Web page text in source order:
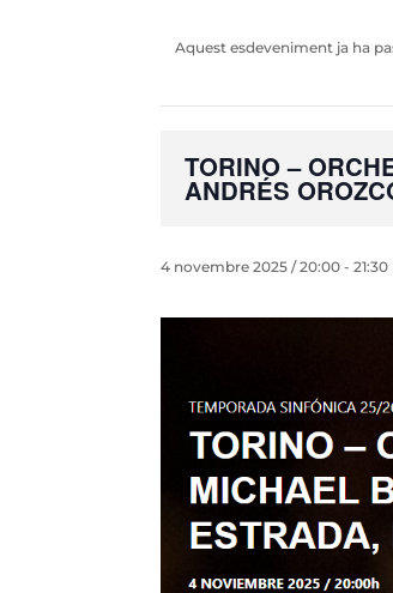
Aquest esdeveniment ja ha
TORINO –
ANDRÉS
4 novembre 2025 / 20:00 -21:30